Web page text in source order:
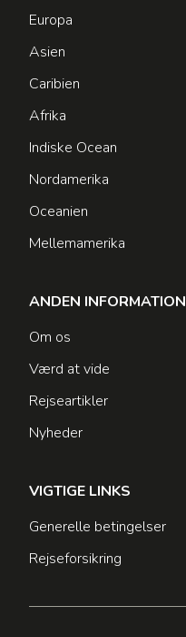
Europa
Asien
Caribien
Afrika
Indiske Ocean
Nordamerika
Oceanien
Mellemamerika
ANDEN INFORMATION
Om os
Værd at vide
Rejseartikler
Nyheder
VIGTIGE LINKS
Generelle betingelser
Rejseforsikring